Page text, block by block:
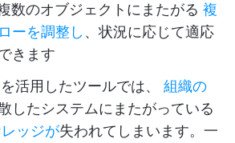
数のオブジェクトにまたがる 複
ーを調整し 、状況に応じて適応
きます
活用したツールでは、
組織の
したシステムにまたがっている
ッジが失われてしまいます。一